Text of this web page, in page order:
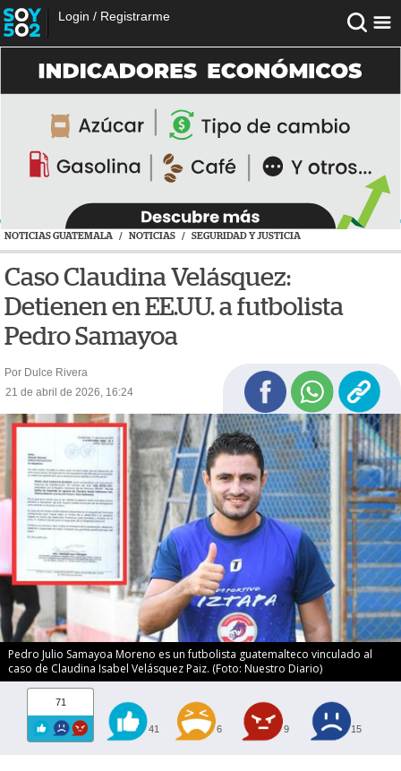
Login / Registrarme
NOTICIAS GUATEMALA / NOTICIAS / SEGURIDAD Y JUSTICIA
Caso Claudina Velásquez:
Detienen en EE.UU. a futbolista
Pedro Samayoa
Por Dulce Rivera
21 de abril de 2026, 16:24
Pedro Julio Samayoa Moreno es un futbolista guatemalteco vinculado al
caso de Claudina Isabel Velásquez Paiz. (Foto: Nuestro Diario)
71
41 6 9 15